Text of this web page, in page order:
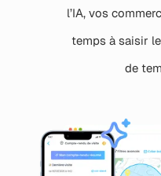
l’IA, vos
temps à saisir
de